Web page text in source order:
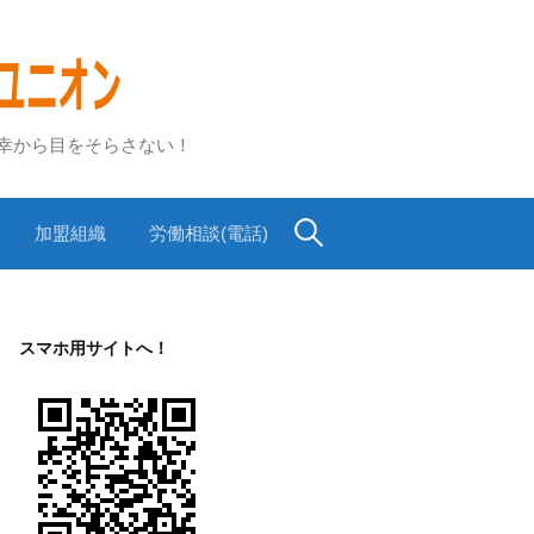
ら目をそらさない！
加盟組織 労働相談(電話) 検
スマホ用サイトへ！